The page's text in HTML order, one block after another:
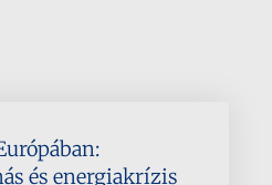
és energiakrízis